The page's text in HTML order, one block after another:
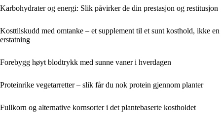
Karbohydrater og energi: Slik påvirker de din prestasjon og restitusjon
Kosttilskudd med omtanke – et supplement til et sunt kosthold, ikke en
erstatning
Forebygg høyt blodtrykk med sunne vaner i hverdagen
Proteinrike vegetarretter – slik får du nok protein gjennom planter
Fullkorn og alternative kornsorter i det plantebaserte kostholdet